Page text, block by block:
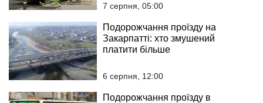
7 серпня, 05:00
Подорожчання проїзду на
Закарпатті: хто змушений
платити більше
6 серпня, 12:00
Подорожчання проїзду в